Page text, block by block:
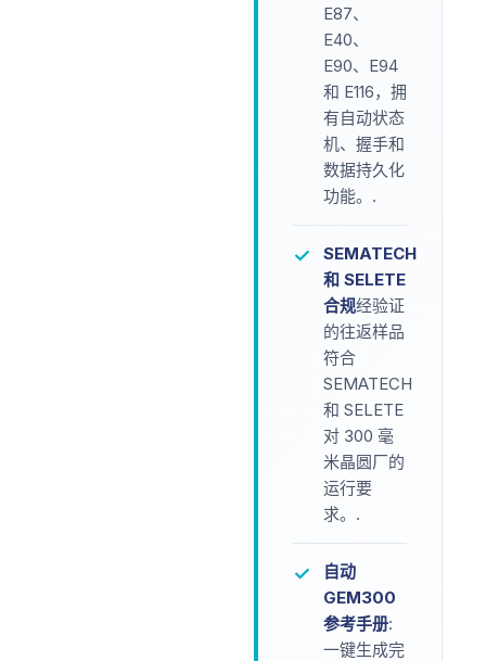
E87、
E40、
E90、E94
和 E116，拥
有自动状态
机、握手和
数据持久化
功能。.
✓
SEMATECH
和 SELETE
合规经验证
的往返样品
符合
SEMATECH
和 SELETE
对 300 毫
米晶圆厂的
运行要
求。.
✓
自动
GEM300
参考手册:
一键生成完